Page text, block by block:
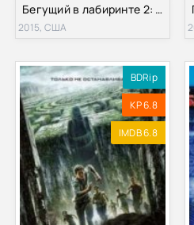
Бегущий в лабиринте 2: Испытание огнём (2015)
2015, США
BDRip
KP 6.8
IMDB 6.8